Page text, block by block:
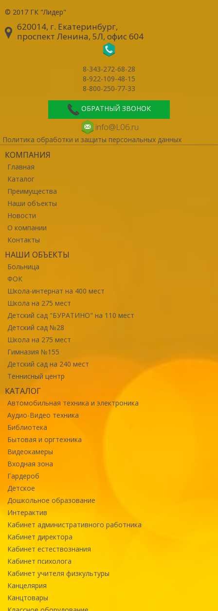
© 2017 ГК "Лидер"
620014, г. Екатеринбург,
проспект Ленина, 5Л, офис 604
8-343-272-68-28
8-922-109-48-15
8-800-250-77-33
ОБРАТНЫЙ ЗВОНОК
info@L06.ru
Политика обработки и защиты персональных данных
КОМПАНИЯ
Главная
Каталог
Преимущества
Наши объекты
Новости
О компании
Контакты
НАШИ ОБЪЕКТЫ
Больница
ФОК
Школа-интернат на 400 мест
Школа на 275 мест
Детский сад "БУРАТИНО" на 110 мест
Детский сад №28
Школа на 275 мест
Гимназия №155
Детский сад на 240 мест
Теннисный центр
КАТАЛОГ
Автомобильная техника и электроника
Аудио-Видео техника
Библиотека
Бытовая и оргтехника
Видеокамеры
Входная зона
Гардероб
Детское
Дошкольное образование
Интерактив
Кабинет административного работника
Кабинет директора
Кабинет естествознания
Кабинет психолога
Кабинет учителя физкультуры
Канцелярия
Канцтовары